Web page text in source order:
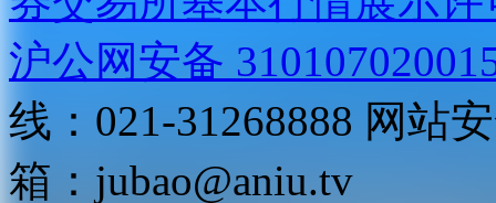
沪公网安备
线：021-31268888 网站
箱： jubao@aniu.tv